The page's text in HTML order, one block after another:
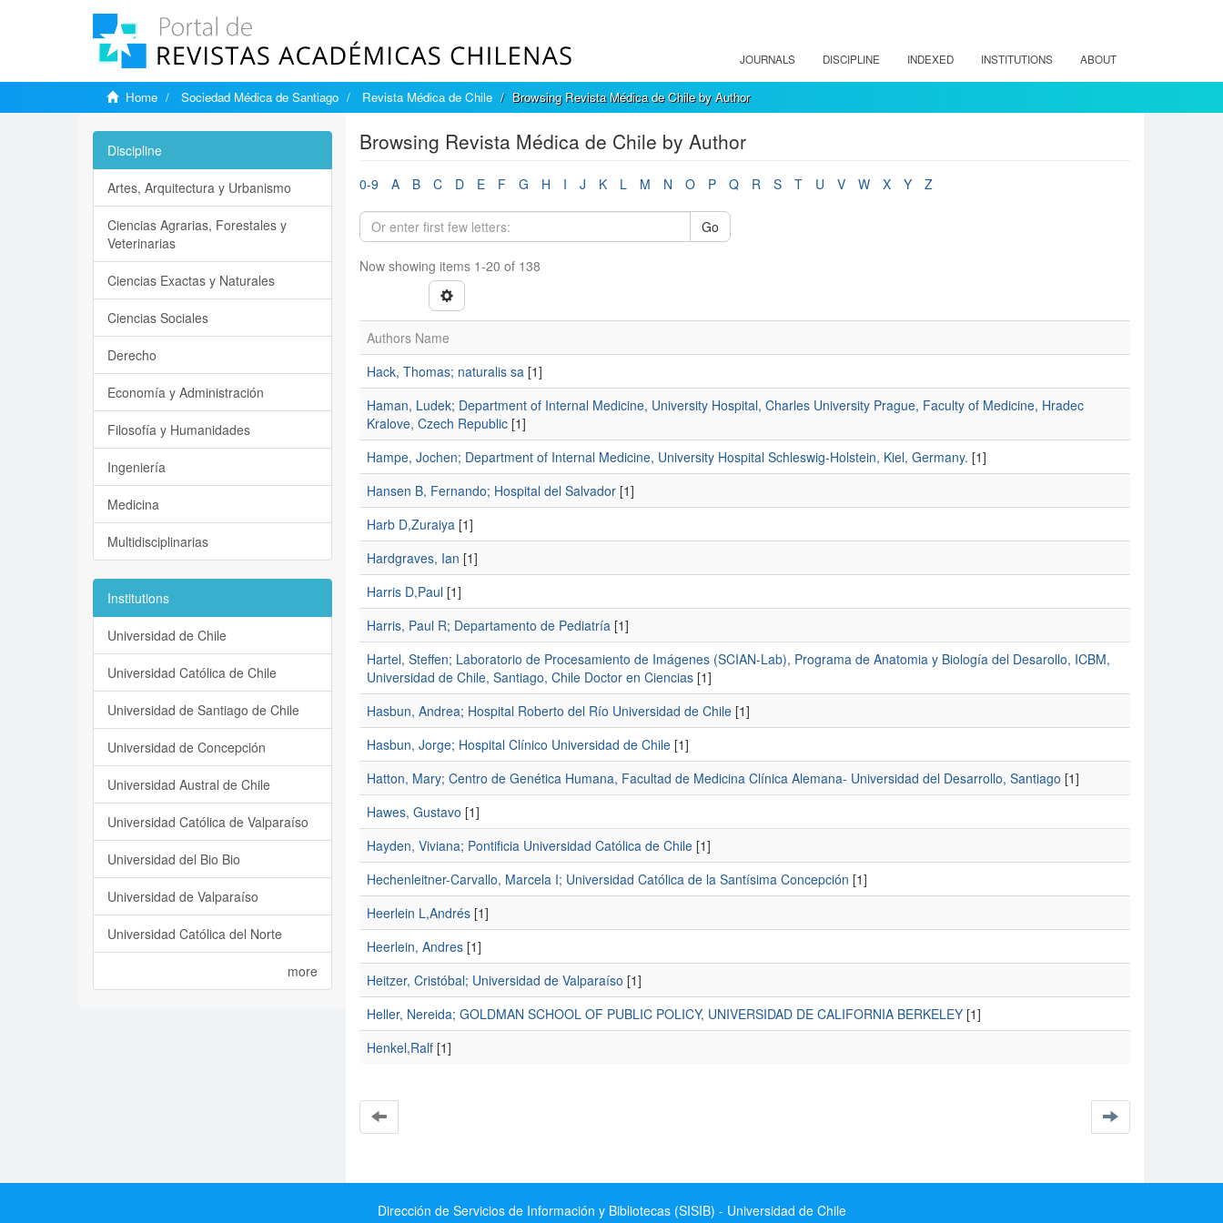
JOURNALS DISCIPLINE INDEXED INSTITUTIONS ABOUT
Home Sociedad Médica de Santiago Revista Médica de Chile Browsing Revista Médica de Chile by Author
Browsing Revista Médica de Chile by Author
0-9 A B C D E F G H I J K L M N O P Q R S T U V W X Y Z
Go
Now showing items 1-20 of 138
Authors Name
Hack, Thomas; naturalis sa[1]
Haman, Ludek; Department of Internal Medicine, University Hospital, Charles University Prague, Faculty of Medicine, Hradec
Kralove, Czech Republic[1]
Hampe, Jochen; Department of Internal Medicine, University Hospital Schleswig-Holstein, Kiel, Germany. [1]
Hansen B, Fernando; Hospital del Salvador[1]
Harb D,Zuraiya[1]
Hardgraves, Ian [1]
Harris D,Paul[1]
Harris, Paul R; Departamento de Pediatría[1]
Hartel, Steffen; Laboratorio de Procesamiento de Imágenes (SCIAN-Lab), Programa de Anatomia y Biología del Desarollo, ICBM,
Universidad de Chile, Santiago, Chile Doctor en Ciencias[1]
Hasbun, Andrea; Hospital Roberto del Río Universidad de Chile[1]
Hasbun, Jorge; Hospital Clínico Universidad de Chile[1]
Hatton, Mary; Centro de Genética Humana, Facultad de Medicina Clínica Alemana- Universidad del Desarrollo, Santiago [1]
Hawes, Gustavo [1]
Hayden, Viviana; Pontificia Universidad Católica de Chile[1]
Hechenleitner-Carvallo, Marcela I; Universidad Católica de la Santísima Concepción [1]
Heerlein L,Andrés[1]
Heerlein, Andres[1]
Heitzer, Cristóbal; Universidad de Valparaíso [1]
Heller, Nereida; GOLDMAN SCHOOL OF PUBLIC POLICY, UNIVERSIDAD DE CALIFORNIA BERKELEY[1]
Henkel,Ralf[1]
Discipline
Artes, Arquitectura y Urbanismo
Ciencias Agrarias, Forestales y
Veterinarias
Ciencias Exactas y Naturales
Ciencias Sociales
Derecho
Economía y Administración
Filosofía y Humanidades
Ingeniería
Medicina
Multidisciplinarias
Institutions
Universidad de Chile
Universidad Católica de Chile
Universidad de Santiago de Chile
Universidad de Concepción
Universidad Austral de Chile
Universidad Católica de Valparaíso
Universidad del Bio Bio
Universidad de Valparaíso
Universidad Católica del Norte
more
Dirección de Servicios de Información y Bibliotecas (SISIB) - Universidad de Chile